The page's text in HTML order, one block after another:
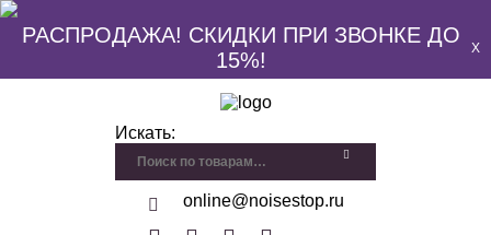
РАСПРОДАЖА! СКИДКИ ПРИ ЗВОНКЕ ДО
15%!
X
Искать:
online@noisestop.ru